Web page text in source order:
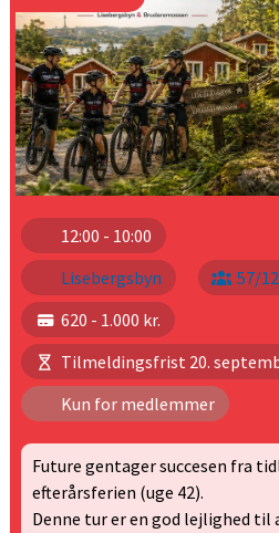
12:00 - 10:00
Lisebergsbyn
57/
620 - 1.000 kr.
Tilmeldingsfrist 20.
Kun for medlemmer
Future gentager succesen fra
efterårsferien (uge 42).
Denne tur er en god lejlighed til